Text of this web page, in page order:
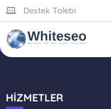
Destek Talebi
HİZMETLER